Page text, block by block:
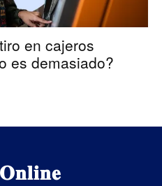
en cajeros
es demasiado?